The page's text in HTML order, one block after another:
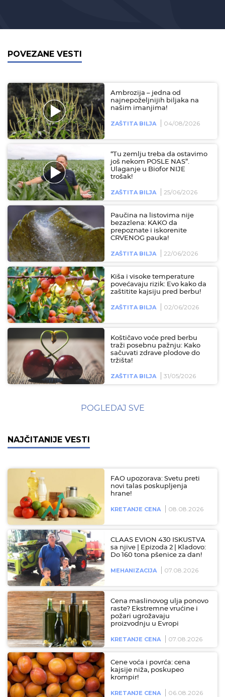
POVEZANE VESTI
Ambrozija – jedna od
najnepoželjnijih biljaka na
našim imanjima!
ZAŠTITA BILJA 04/08/2026
“Tu zemlju treba da ostavimo
još nekom POSLE NAS”.
Ulaganje u Biofor NIJE
trošak!
ZAŠTITA BILJA 25/06/2026
Paučina na listovima nije
bezazlena: KAKO da
prepoznate i iskorenite
CRVENOG pauka!
ZAŠTITA BILJA 22/06/2026
Kiša i visoke temperature
povećavaju rizik: Evo kako da
zaštitite kajsiju pred berbu!
ZAŠTITA BILJA 02/06/2026
Koštičavo voće pred berbu
traži posebnu pažnju: Kako
sačuvati zdrave plodove do
tržišta!
ZAŠTITA BILJA 31/05/2026
POGLEDAJ SVE
NAJČITANIJE VESTI
FAO upozorava: Svetu preti
novi talas poskupljenja
hrane!
KRETANJE CENA 08.08.2026
CLAAS EVION 430 ISKUSTVA
sa njive | Epizoda 2 | Kladovo:
Do 160 tona pšenice za dan!
MEHANIZACIJA 07.08.2026
Cena maslinovog ulja ponovo
raste? Ekstremne vrućine i
požari ugrožavaju
proizvodnju u Evropi
KRETANJE CENA 07.08.2026
Cene voća i povrća: cena
kajsije niža, poskupeo
krompir!
KRETANJE CENA 06.08.2026